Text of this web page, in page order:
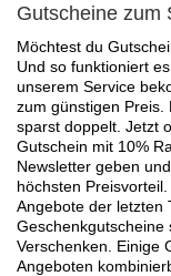
Gutscheine zum
Möchtest du
Und so funktioniert
unserem Service
zum günstigen Preis.
sparst doppelt. Jetzt
Gutschein mit 10%
Newsletter geben
höchsten
Angebote der letzten
Geschenkgutscheine
Verschenken. Einige
Angeboten